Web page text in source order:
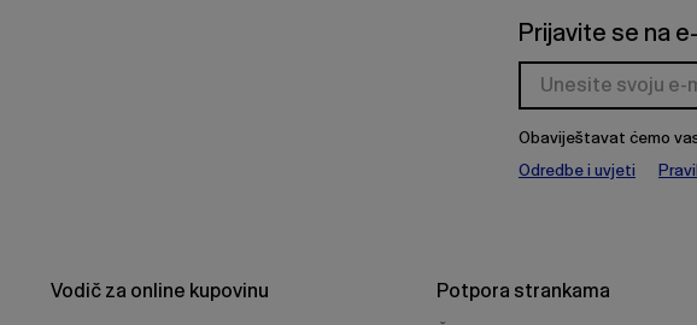
Prijavite se na
Obaviještavat ćemo
Odredbe i uvjeti
Vodič za online kupovinu Potpora strankama